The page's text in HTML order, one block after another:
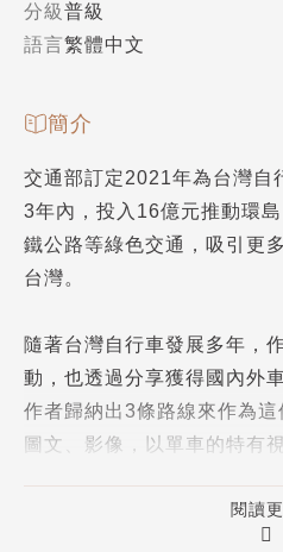
分級普級
語言繁體中文
簡介
交通部訂定2021年為台灣自
3年內，投入16億元推動環
鐵公路等綠色交通，吸引更
台灣。
隨著台灣自行車發展多年，
動，也透過分享獲得國內外
作者歸納出3條路線來作為
圖文、影像，以單車的特有
本書精選作者多次造訪且認
閱讀